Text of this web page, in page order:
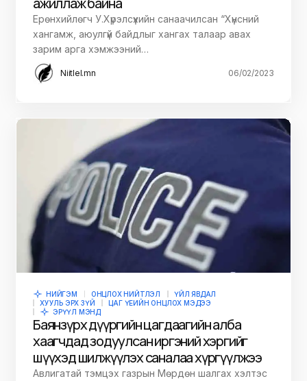
Ерөнхийлөгч У.Хүрэлсүхийн санаачилсан “Хүнсний
хангамж, аюулгүй байдлыг хангах талаар авах
зарим арга хэмжээний…
Niitlel.mn 06/02/2023
НИЙГЭМ ОНЦЛОХ НИЙТЛЭЛ
ҮЙЛ ЯВДАЛ
ХУУЛЬ ЭРХ ЗҮЙ
ЦАГ ҮЕИЙН ОНЦЛОХ МЭДЭЭ
ЭРҮҮЛ МЭНД
Баянзүрх дүүргийн цагдаагийн алба
хаагчдад зодуулсан иргэний хэргийг
шүүхэд шилжүүлэх саналаа хүргүүлжээ
Авлигатай тэмцэх газрын Мөрдөн шалгах хэлтэс